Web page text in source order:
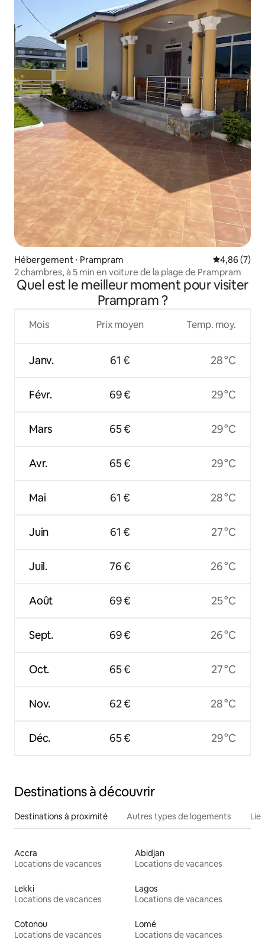
Hébergement ⋅ Prampram Évaluation
4,86 (7)
2 chambres, à 5 min en voiture de la plage de Prampram
Quel est le meilleur moment pour visiter
Prampram ?
Mois
Janv.
Févr.
Mars
Avr.
Mai
Juin
Juil.
Août
Sept.
Oct.
Nov.
Déc.
Prix moyen
61 €
69 €
65 €
65 €
61 €
61 €
76 €
69 €
69 €
65 €
62 €
65 €
Temp. moy.
28 °C
29 °C
29 °C
29 °C
28 °C
27 °C
26 °C
25 °C
26 °C
27 °C
28 °C
29 °C
Destinations à découvrir
Destinations à proximité Autres types de logements
Accra
Locations de vacances
Abidjan
Locations de vacances
Lekki
Locations de vacances
Lagos
Locations de vacances
Cotonou
Locations de vacances
Lomé
Locations de vacances